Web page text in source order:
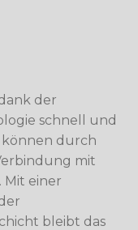
der
schnell und
können durch
mit
Mit einer
bleibt das